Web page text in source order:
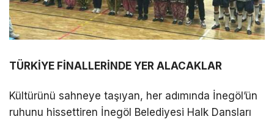
TÜRKİYE FİNALLERİNDE YER ALACAKLAR
Kültürünü sahneye taşıyan, her adımında İnegöl’ün
ruhunu hissettiren İnegöl Belediyesi Halk Dansları